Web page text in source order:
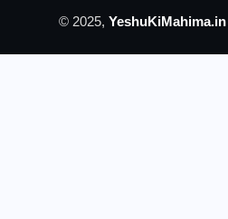
© 2025, YeshuKiMahima.in